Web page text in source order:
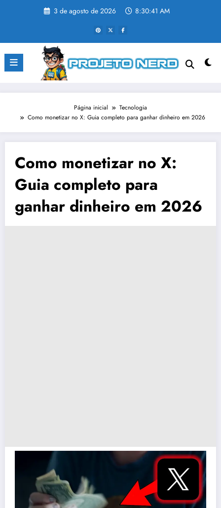
3 de agosto de 2026 8:30:42 AM
Página inicial
Tecnologia
Como monetizar no X: Guia completo para ganhar dinheiro em 2026
Como monetizar no X:
Guia completo para
ganhar dinheiro em 2026